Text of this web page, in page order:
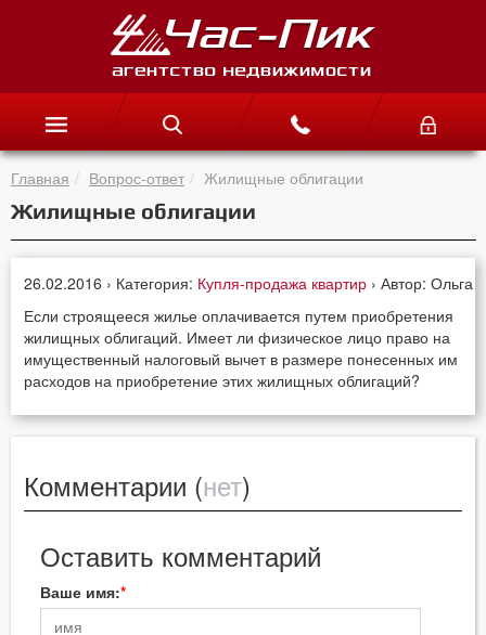
Главная Вопрос-ответ Жилищные облигации
Жилищные облигации
26.02.2016 › Категория: Купля-продажа квартир › Автор: Ольга
Если строящееся жилье оплачивается путем приобретения
жилищных облигаций. Имеет ли физическое лицо право на
имущественный налоговый вычет в размере понесенных им
расходов на приобретение этих жилищных облигаций?
Комментарии (нет)
Оставить комментарий
Ваше имя: